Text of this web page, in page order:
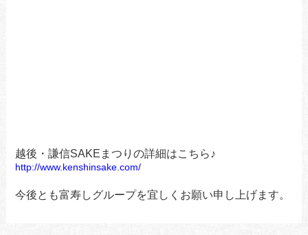
越後・謙信SAKEまつりの詳細はこちら♪
http://www.kenshinsake.com/
今後とも富寿しグループを宜しくお願い申し上げます。